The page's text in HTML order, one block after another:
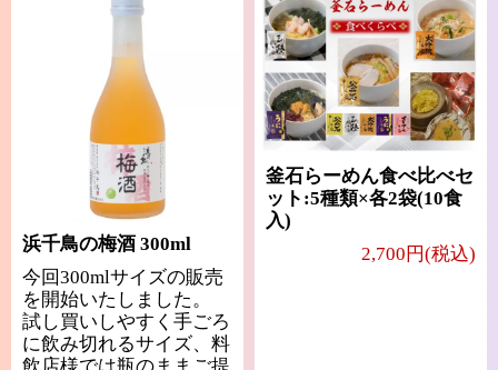
浜千鳥の梅酒 300ml
今回300mlサイズの販売
を開始いたしました。
試し買いしやすく手ごろ
に飲み切れるサイズ、料
釜石らーめん食べ比べセ
ット:5種類×各2袋(10食
入)
2,700円(税込)